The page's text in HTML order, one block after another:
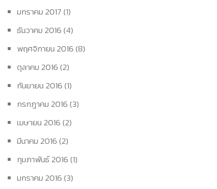
มกราคม 2017(1)
ธันวาคม 2016(4)
พฤศจิกายน 2016(8)
ตุลาคม 2016(2)
กันยายน 2016(1)
กรกฎาคม 2016(3)
เมษายน 2016(2)
มีนาคม 2016(2)
กุมภาพันธ์ 2016(1)
มกราคม 2016(3)